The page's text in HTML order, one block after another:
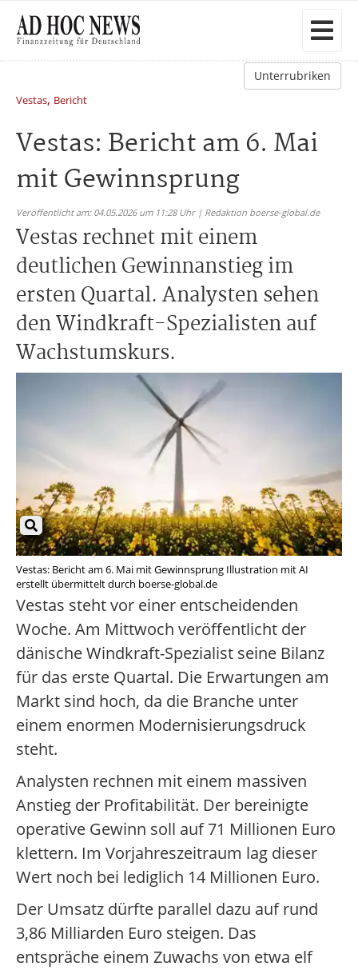
Unterrubriken
Vestas, Bericht
Vestas: Bericht am 6. Mai
mit Gewinnsprung
Veröffentlicht am: 04.05.2026 um 11:28 Uhr | Redaktion boerse-global.de
Vestas rechnet mit einem
deutlichen Gewinnanstieg im
ersten Quartal. Analysten sehen
den Windkraft-Spezialisten auf
Wachstumskurs.
Vestas: Bericht am 6. Mai mit Gewinnsprung Illustration mit AI
erstellt übermittelt durch boerse-global.de
Vestas steht vor einer entscheidenden
Woche. Am Mittwoch veröffentlicht der
dänische Windkraft-Spezialist seine Bilanz
für das erste Quartal. Die Erwartungen am
Markt sind hoch, da die Branche unter
einem enormen Modernisierungsdruck
steht.
Analysten rechnen mit einem massiven
Anstieg der Profitabilität. Der bereinigte
operative Gewinn soll auf 71 Millionen Euro
klettern. Im Vorjahreszeitraum lag dieser
Wert noch bei lediglich 14 Millionen Euro.
Der Umsatz dürfte parallel dazu auf rund
3,86 Milliarden Euro steigen. Das
entspräche einem Zuwachs von etwa elf